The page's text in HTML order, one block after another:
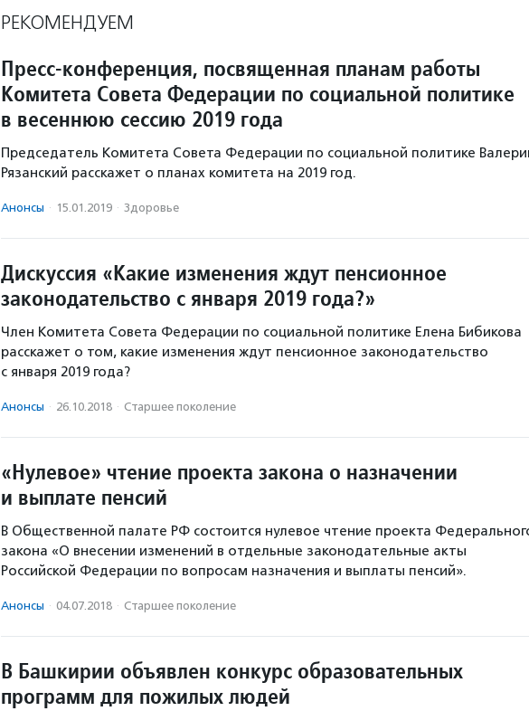
РЕКОМЕНДУЕМ
Пресс-конференция, посвященная планам работы
Комитета Совета Федерации по социальной политике
в весеннюю сессию 2019 года
Председатель Комитета Совета Федерации по социальной политике
Рязанский расскажет о планах комитета на 2019 год.
Анонсы · 15.01.2019 · Здоровье
Дискуссия «Какие изменения ждут пенсионное
законодательство с января 2019 года?»
Член Комитета Совета Федерации по социальной политике Елена Бибикова
расскажет о том, какие изменения ждут пенсионное законодательство
с января 2019 года?
Анонсы · 26.10.2018 · Старшее поколение
«Нулевое» чтение проекта закона о назначении
и выплате пенсий
В Общественной палате РФ состоится нулевое чтение проекта
закона «О внесении изменений в отдельные законодательные акты
Российской Федерации по вопросам назначения и выплаты пенсий».
Анонсы · 04.07.2018 · Старшее поколение
В Башкирии объявлен конкурс образовательных
программ для пожилых людей